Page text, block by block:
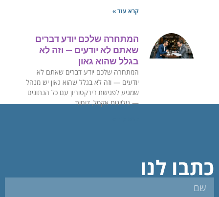
קרא עוד »
המתחרה שלכם יודע דברים
שאתם לא יודעים — וזה לא
בגלל שהוא גאון
המתחרה שלכם יודע דברים שאתם לא
יודעים — וזה לא בגלל שהוא גאון ‏יש מנהל
שמגיע לפגישת דירקטוריון עם כל הנתונים
— גיליונות אקסל, דוחות
כתבו לנו